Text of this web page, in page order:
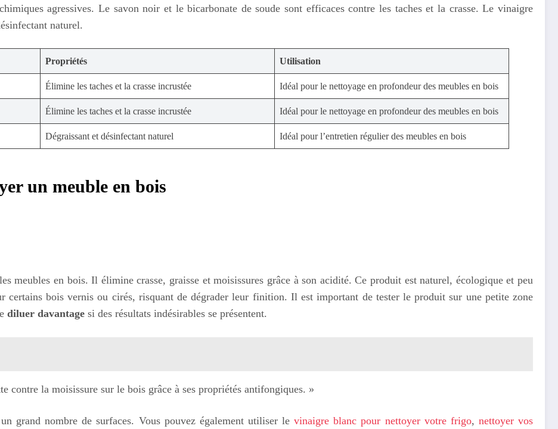
agressives. Le savon noir et le bicarbonate de soude sont efficaces contre les taches et la crasse. Le vinaigre
naturel.
Propriétés Utilisation
Élimine les taches et la crasse incrustée Idéal pour le nettoyage en profondeur des meubles en bois
Élimine les taches et la crasse incrustée Idéal pour le nettoyage en profondeur des meubles en bois
Dégraissant et désinfectant naturel Idéal pour l’entretien régulier des meubles en bois
un meuble en bois
meubles en bois. Il élimine crasse, graisse et moisissures grâce à son acidité. Ce produit est naturel, écologique et peu
certains bois vernis ou cirés, risquant de dégrader leur finition. Il est important de tester le produit sur une petite zone
diluer davantage si des résultats indésirables se présentent.
contre la moisissure sur le bois grâce à ses propriétés antifongiques. »
grand nombre de surfaces. Vous pouvez également utiliser levinaigre blanc pour nettoyer votre frigo, nettoyer vos